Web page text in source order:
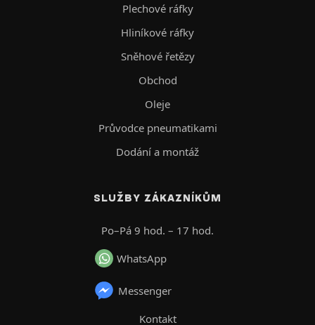
Plechové ráfky
Hliníkové ráfky
Sněhové řetězy
Obchod
Oleje
Průvodce pneumatikami
Dodání a montáž
SLUŽBY ZÁKAZNÍKŮM
Po–Pá 9 hod. – 17 hod.
WhatsApp
Messenger
Kontakt